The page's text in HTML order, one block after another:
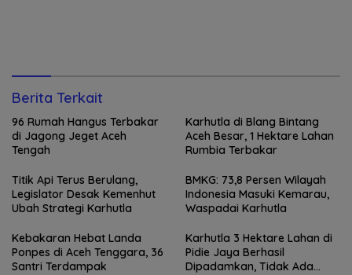
Berita Terkait
96 Rumah Hangus Terbakar
di Jagong Jeget Aceh
Tengah
Karhutla di Blang Bintang
Aceh Besar, 1 Hektare Lahan
Rumbia Terbakar
Titik Api Terus Berulang,
Legislator Desak Kemenhut
Ubah Strategi Karhutla
BMKG: 73,8 Persen Wilayah
Indonesia Masuki Kemarau,
Waspadai Karhutla
Kebakaran Hebat Landa
Ponpes di Aceh Tenggara, 36
Santri Terdampak
Karhutla 3 Hektare Lahan di
Pidie Jaya Berhasil
Dipadamkan, Tidak Ada